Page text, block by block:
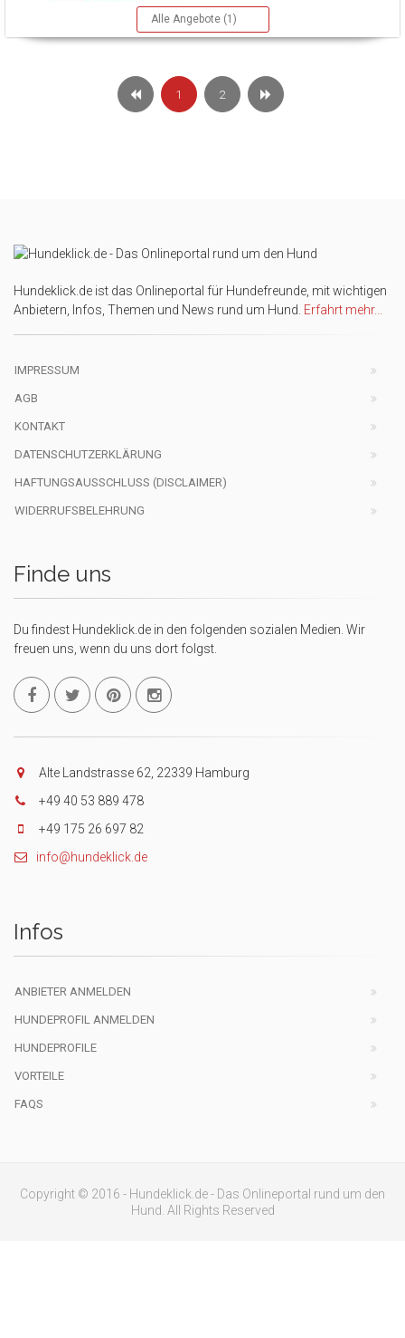
Alle Angebote (1)
1 2
Hundeklick.de ist das Onlineportal für Hundefreunde, mit wichtigen
Anbietern, Infos, Themen und News rund um Hund. Erfahrt mehr...
IMPRESSUM
AGB
KONTAKT
DATENSCHUTZERKLÄRUNG
HAFTUNGSAUSSCHLUSS (DISCLAIMER)
WIDERRUFSBELEHRUNG
Finde uns
Du findest Hundeklick.de in den folgenden sozialen Medien. Wir
freuen uns, wenn du uns dort folgst.
Alte Landstrasse 62, 22339 Hamburg
+49 40 53 889 478
+49 175 26 697 82
info@hundeklick.de
Infos
ANBIETER ANMELDEN
HUNDEPROFIL ANMELDEN
HUNDEPROFILE
VORTEILE
FAQS
Copyright © 2016 - Hundeklick.de - Das Onlineportal rund um den
Hund. All Rights Reserved